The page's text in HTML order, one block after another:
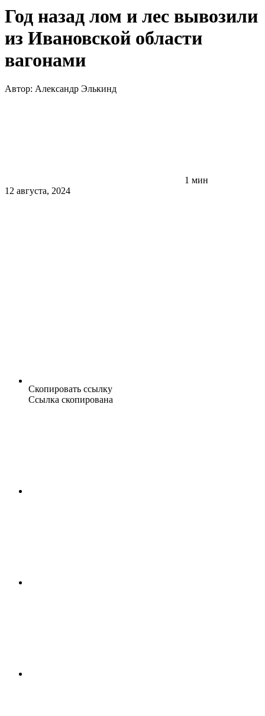
Год назад лом и лес вывозили
из Ивановской области
вагонами
Автор: Александр Элькинд
1 мин
12 августа, 2024
Скопировать ссылку
Ссылка скопирована